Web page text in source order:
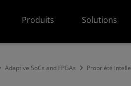
Produits
Solutions
Adaptive SoCs and FPGAs Propriété